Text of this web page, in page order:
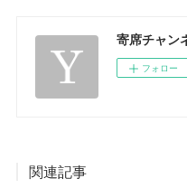
寄席チャン
フォロー
関連記事